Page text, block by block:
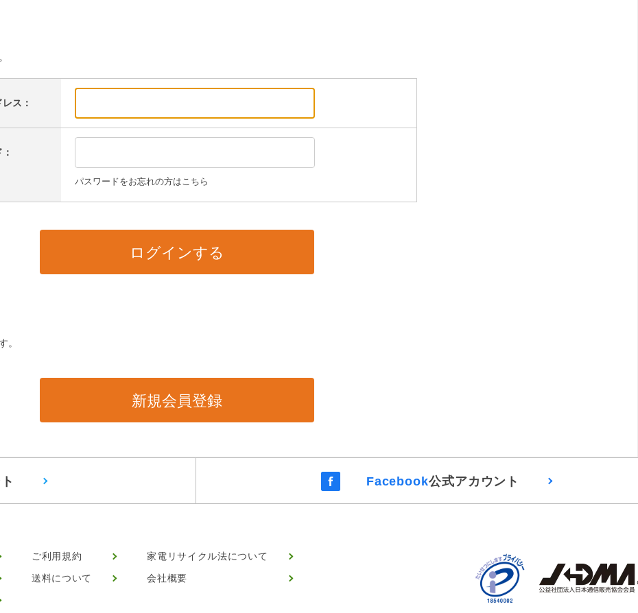
ス：
パスワードをお忘れの方はこちら
。
Facebook公式アカウント
ご利用規約
送料について
家電リサイクル法について
会社概要